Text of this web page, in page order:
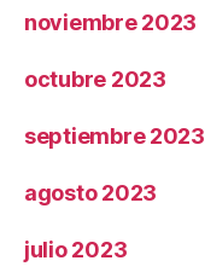
noviembre 2023
octubre 2023
septiembre 2023
agosto 2023
julio 2023